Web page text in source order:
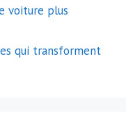
voiture plus
qui transforment